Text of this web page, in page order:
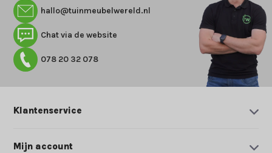
hallo@tuinmeubelwereld.nl
Chat via de website
078 20 32 078
Klantenservice
Mijn account